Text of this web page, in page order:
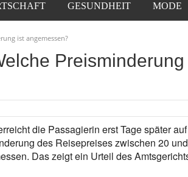
GESUNDHEIT MODE
ist angemessen?
die Passagierin erst Tage später
des Reisepreises zwischen 20
Das zeigt ein Urteil des